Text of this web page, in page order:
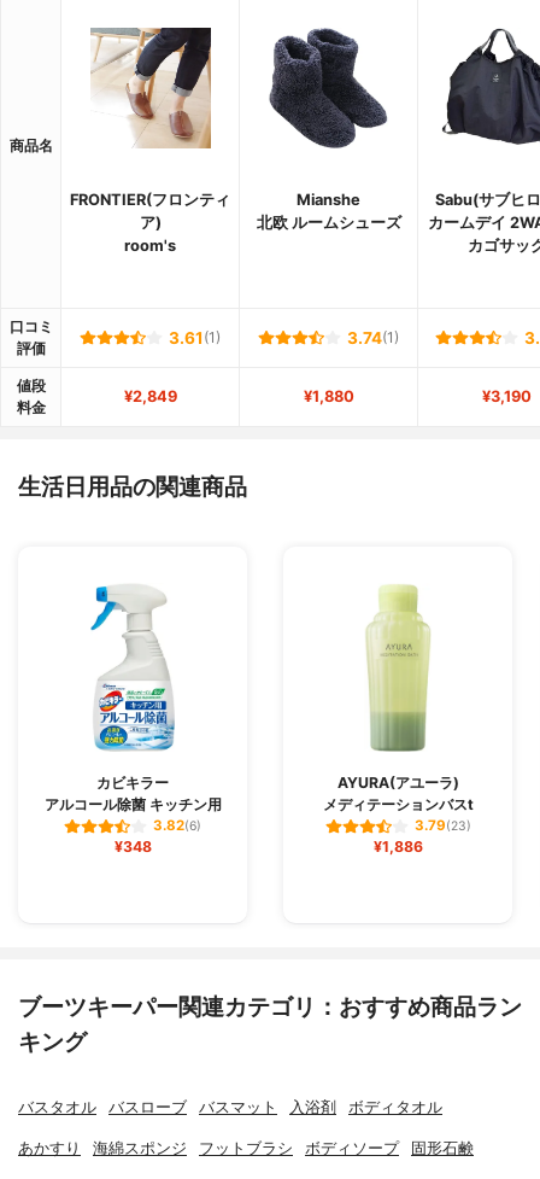
商品名
FRONTIER(フロンティ
ア)
room's
Mianshe
北欧 ルームシューズ
Sabu(サブヒ
カームデイ
カゴサッ
口コミ
評価
3.61 (1) 3.74(1)
値段
料金
¥2,849 ¥1,880 ¥3,190
生活日用品の関連商品
カビキラー
アルコール除菌 キッチン用
3.82(6)
¥348
AYURA(アユーラ)
メディテーションバスt
3.79(23)
¥1,886
ブーツキーパー関連カテゴリ：おすすめ商品ラン
キング
バスタオル バスローブ バスマット 入浴剤 ボディタオル
あかすり 海綿スポンジ フットブラシ ボディソープ 固形石鹸